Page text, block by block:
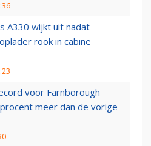
A330 wijkt uit nadat
rook in cabine
voor Farnborough
meer dan de vorige